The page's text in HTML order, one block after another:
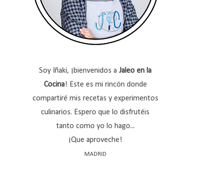
Soy Iñaki, ¡bienvenidos a Jaleo en la
Cocina! Este es mi rincón donde
compartiré mis recetas y experimentos
culinarios. Espero que lo disfrutéis
tanto como yo lo hago...
¡Que aproveche!
MADRID